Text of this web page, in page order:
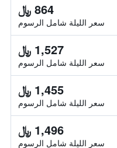
864 ﷼
سعر الليلة شامل الرسوم
1,527 ﷼
سعر الليلة شامل الرسوم
1,455 ﷼
سعر الليلة شامل الرسوم
1,496 ﷼
سعر الليلة شامل الرسوم